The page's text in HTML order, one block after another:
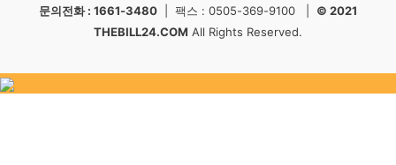
문의전화 : 1661-3480 | 팩스 : 0505-369-9100 | © 2021
THEBILL24.COM All Rights Reserved.